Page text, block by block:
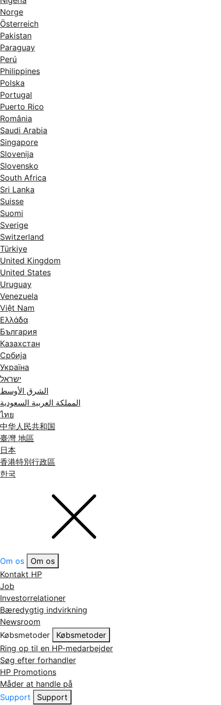
Norge
Österreich
Pakistan
Paraguay
Perú
Philippines
Polska
Portugal
Puerto Rico
România
Saudi Arabia
Singapore
Slovenija
Slovensko
South Africa
Sri Lanka
Suisse
Suomi
Sverige
Switzerland
Türkiye
United Kingdom
United States
Uruguay
Venezuela
Việt Nam
Ελλάδα
България
Казахстан
Србија
Україна
ישראל
الشرق الأوسط
المملكة العربية السعودية
ไทย
中华人民共和国
臺灣 地區
日本
香港特別行政區
한국
Om os
Om os
Kontakt HP
Job
Investorrelationer
Bæredygtig indvirkning
Newsroom
Købsmetoder
Købsmetoder
Ring op til en HP-medarbejder
Søg efter forhandler
HP Promotions
Måder at handle på
Support
Support